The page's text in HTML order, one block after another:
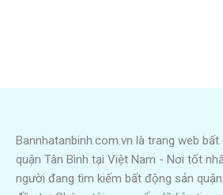
Bannhatanbinh.com.vn là trang web
quận Tân Bình tại Việt Nam - Nơi tốt
người đang tìm kiếm bất động sản